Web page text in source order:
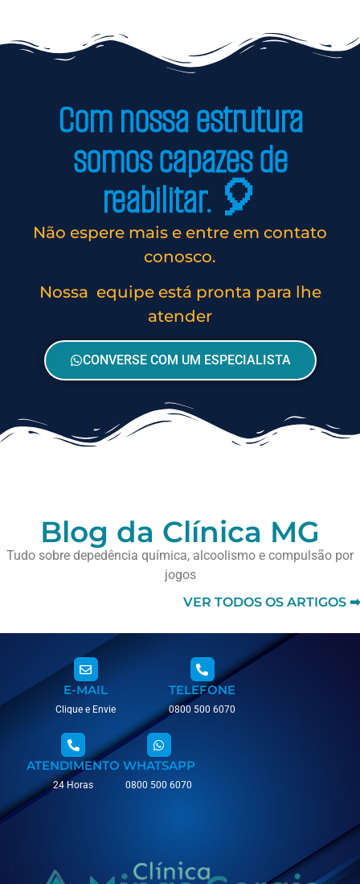
Com nossa estrutura
somos capazes de
reabilitar. 🎈
Não espere mais e entre em contato
conosco.
Nossa equipe está pronta para lhe
atender
CONVERSE COM UM ESPECIALISTA
Blog da Clínica MG
Tudo sobre depedência química, alcoolismo e compulsão por
jogos
VER TODOS OS ARTIGOS ➡
E-MAIL
Clique e Envie
TELEFONE
0800 500 6070
ATENDIMENTO
24 Horas
WHATSAPP
0800 500 6070